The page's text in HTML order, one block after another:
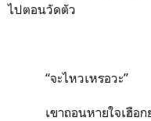
ไปตอนวัดตัว
“จะไหวเหรอวะ”
เขาถอนหายใจเฮือกย